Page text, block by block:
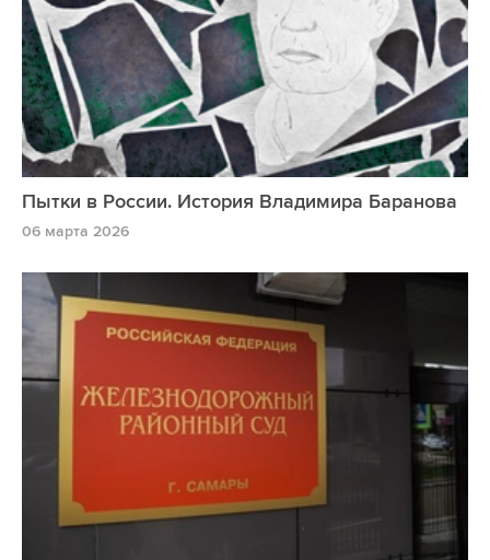
Пытки в России. История Владимира Баранова
06 марта 2026